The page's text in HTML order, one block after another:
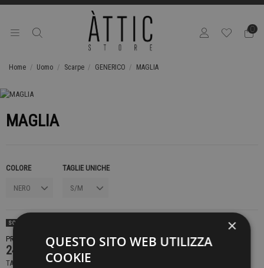
0
Home Uomo Scarpe GENERICO MAGLIA
MAGLIA
COLORE TAGLIE UNICHE
SOLD OUT
PRODOTTO NON DISPONIBILE CONTATTACI PER SAPERE DI PIÙ
249,00 €
TASSE INCLUSE
×
QUESTO SITO WEB UTILIZZA
COOKIE